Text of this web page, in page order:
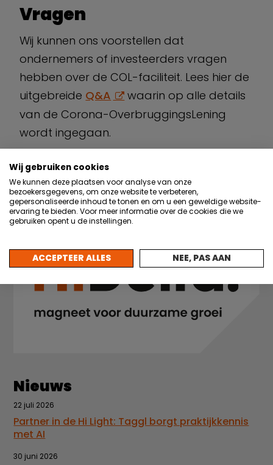
Vragen
Wij kunnen ons voorstellen dat
ondernemers of investeerders vragen
hebben over de COL-faciliteit. Lees hier de
uitgebreide Q&A
waarin op alle details
van de Corona-OverbruggingsLening
wordt ingegaan.
VORIGE BLOG VOLGENDE BLOG
Nieuws
22 juli 2026
Partner in de Hi Light: Taggl borgt praktijkkennis
met AI
30 juni 2026
Wij gebruiken cookies
We kunnen deze plaatsen voor analyse van onze
bezoekersgegevens, om onze website te verbeteren,
gepersonaliseerde inhoud te tonen en om u een geweldige website-
ervaring te bieden. Voor meer informatie over de cookies die we
gebruiken opent u de instellingen.
ACCEPTEER ALLES NEE, PAS AAN